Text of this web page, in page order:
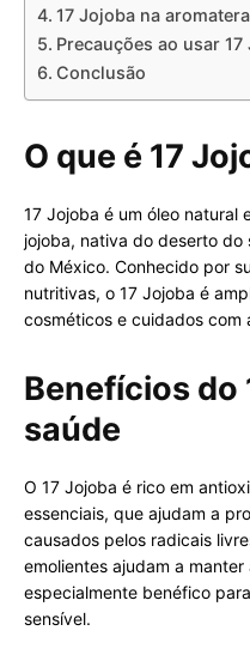
17 Jojoba na
Precauções ao usar 17
Conclusão
O que é 17
17 Jojoba é um óleo natural
jojoba, nativa do deserto do
do México. Conhecido por
nutritivas, o 17 Jojoba é
cosméticos e cuidados com
Benefícios do
saúde
O 17 Jojoba é rico em
essenciais, que ajudam a
causados pelos radicais
emolientes ajudam a
especialmente benéfico
sensível.